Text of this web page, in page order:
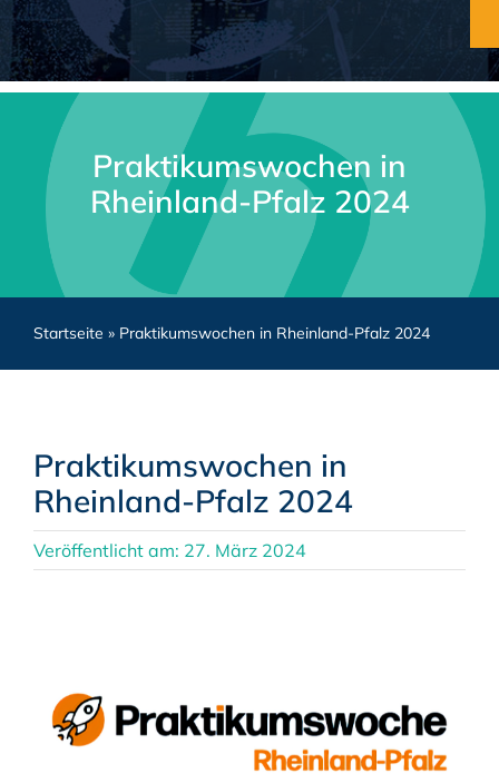
Praktikumswochen in
Rheinland-Pfalz 2024
Startseite » Praktikumswochen in Rheinland-Pfalz 2024
Praktikumswochen in
Rheinland-Pfalz 2024
Veröffentlicht am: 27. März 2024